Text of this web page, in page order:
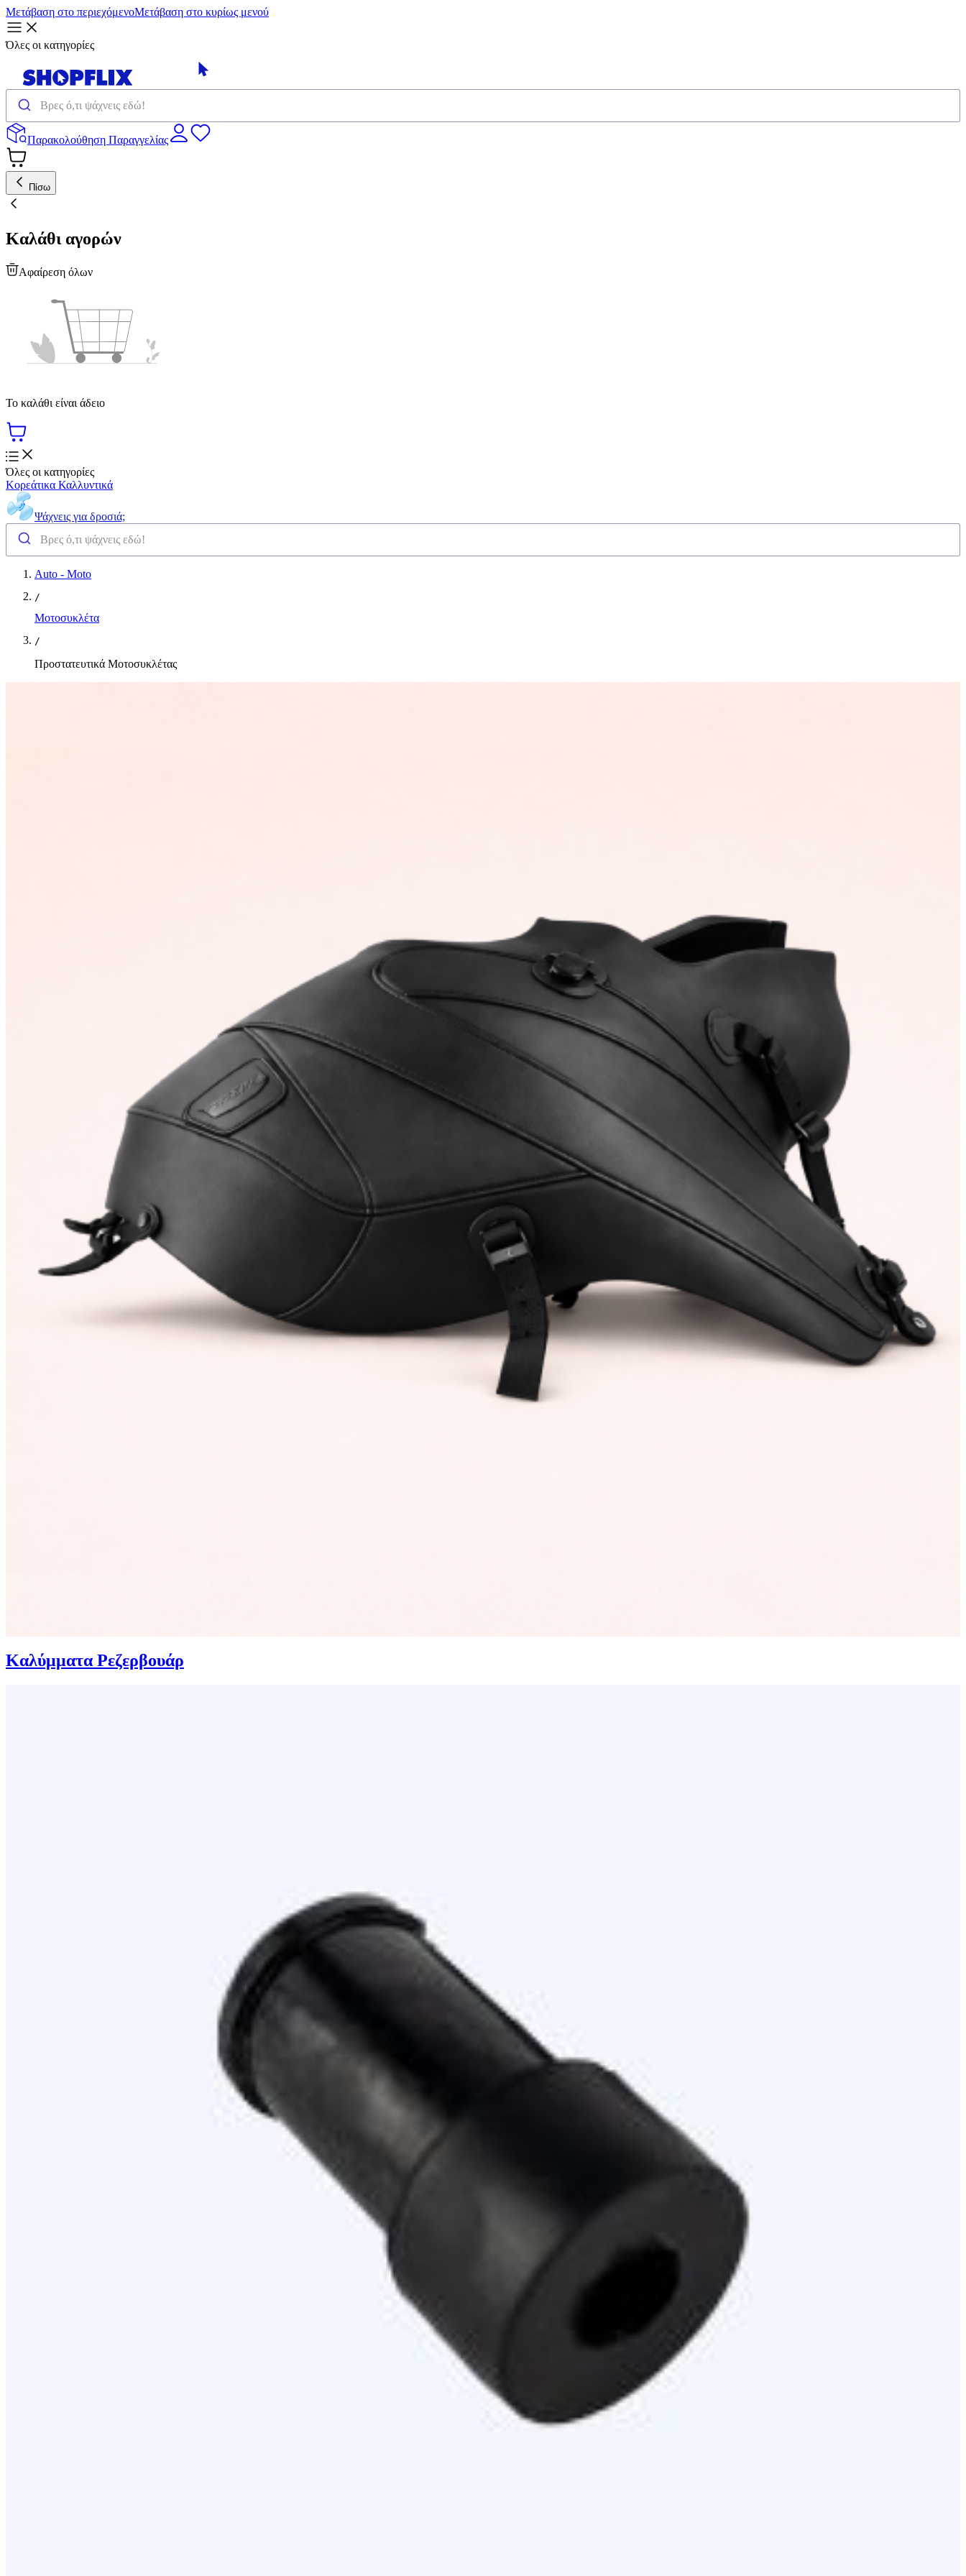
Μετάβαση στο περιεχόμενοΜετάβαση στο κυρίως μενού
Όλες οι κατηγορίες
Παρακολούθηση Παραγγελίας
Πίσω
Καλάθι αγορών
Αφαίρεση όλων
Το καλάθι είναι άδειο
Όλες οι κατηγορίες
Κορεάτικα Καλλυντικά
Ψάχνεις για δροσιά;
Auto - Moto
/
Μοτοσυκλέτα
/
Προστατευτικά Μοτοσυκλέτας
Καλύμματα Ρεζερβουάρ